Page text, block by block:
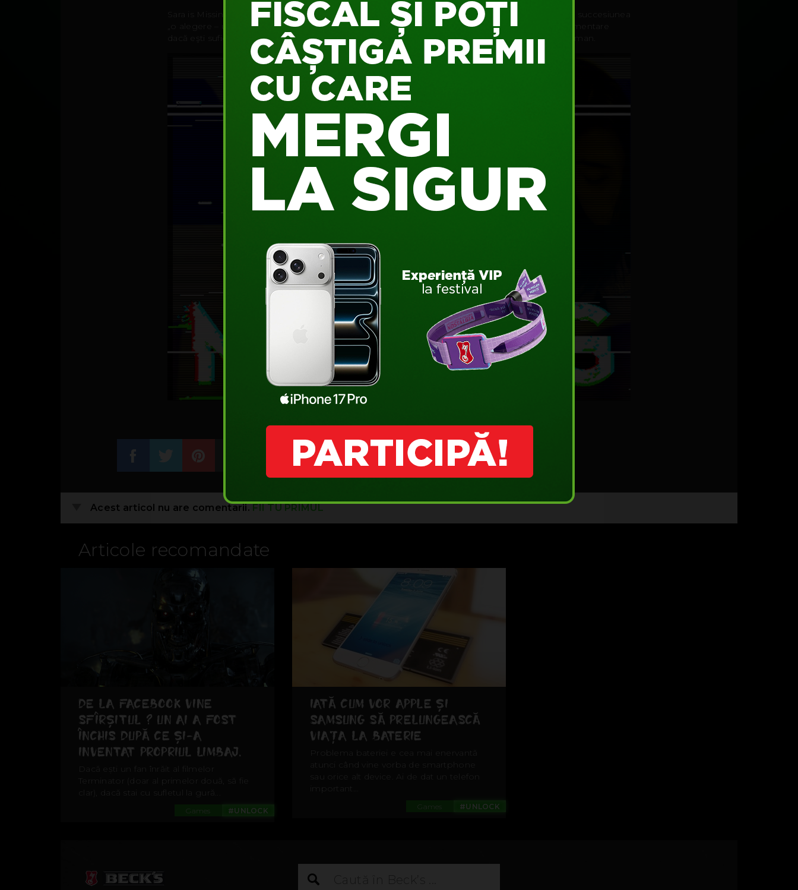
Sara is Missing pune la dispoziţia jucătorului nu doar o Inteligenţă Artificială simpatică foc, dar şi succesiunea
„o alegere – un efect”, precum şi multiple finaluri. Poţi găsi misiuni secundare şi informaţii suplimentare
dacă eşti suficient de curios şi, dacă te vei împotmoli, jocul îţi va oferi indicii suficiente să ieşi la liman.
Acest articol nu are comentarii. FII TU PRIMUL
Articole recomandate
DE LA FACEBOOK VINE
SFÎRȘITUL ? UN AI A FOST
ÎNCHIS DUPĂ CE ȘI-A
INVENTAT PROPRIUL LIMBAJ.
Dacă ești un fan înrăit al filmelor
Terminator (doar al primelor două, să fie
clar), dacă stai cu sufletul la gură...
#UNLOCK
Games
IATĂ CUM VOR APPLE ȘI
SAMSUNG SĂ PRELUNGEASCĂ
VIAȚA LA BATERIE
Problema bateriei e cea mai enervantă
atunci când vine vorba de smartphone
sau orice alt device. Ai de dat un telefon
important...
#UNLOCK
Games